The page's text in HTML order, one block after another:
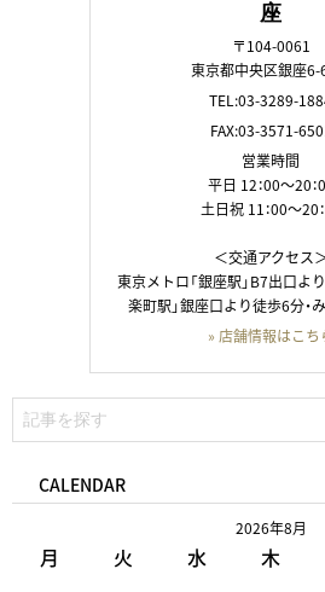
座
〒104-0061
東京都中央区銀座6-
TEL:03-3289-
FAX:03-3571-
営業時間
平日 12：00～20：
土日祝 11：00～20
＜交通アクセス
東京メトロ「銀座駅」B7出口よ
楽町駅」銀座口より徒歩6分・
» 店舗情報はこち
索:
CALENDAR
2026年8月
月 火 水 木